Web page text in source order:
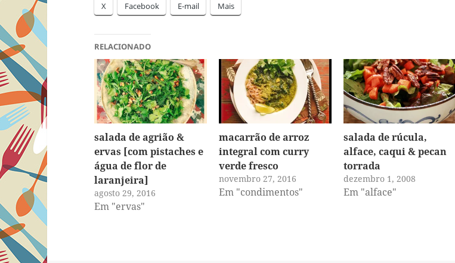
X Facebook E-mail Mais
RELACIONADO
salada de agrião &
ervas [com pistaches e
água de flor de
laranjeira]
agosto 29, 2016
Em "ervas"
macarrão de arroz
integral com curry
verde fresco
novembro 27, 2016
Em "condimentos"
salada de rúcula,
alface, caqui & pecan
torrada
dezembro 1, 2008
Em "alface"